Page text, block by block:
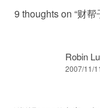
9 thoughts on “财帮
Robin Lu
2007/11/